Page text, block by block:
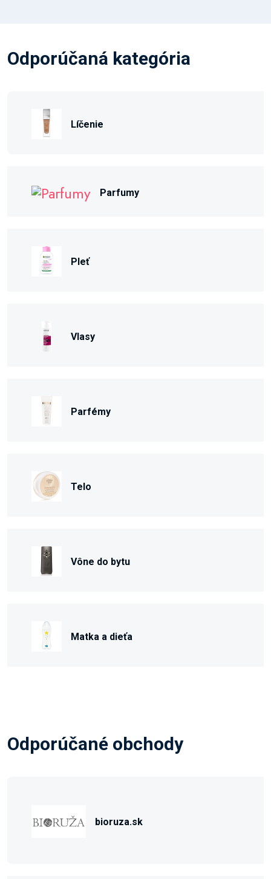
Odporúčaná kategória
Líčenie
Parfumy
Pleť
Vlasy
Parfémy
Telo
Vône do bytu
Matka a dieťa
Odporúčané obchody
bioruza.sk